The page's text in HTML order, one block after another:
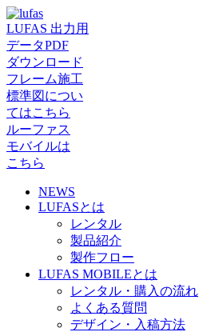
LUFAS 出力用
データPDF
ダウンロード
フレーム施工
標準図につい
てはこちら
ルーファス
モバイルは
こちら
NEWS
LUFASとは
レンタル
製品紹介
製作フロー
LUFAS MOBILEとは
レンタル・購入の流れ
よくある質問
デザイン・入稿方法